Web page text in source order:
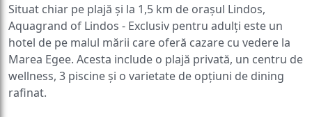
Situat chiar pe plajă și la 1,5 km de orașul Lindos,
Aquagrand of Lindos - Exclusiv pentru adulți este un
hotel de pe malul mării care oferă cazare cu vedere la
Marea Egee. Acesta include o plajă privată, un centru de
wellness, 3 piscine și o varietate de opțiuni de dining
rafinat.